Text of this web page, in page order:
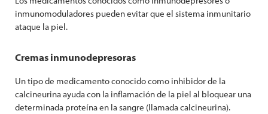
inmunomoduladores pueden evitar que el sistema inmunitario
ataque la piel.
Cremas inmunodepresoras
Un tipo de medicamento conocido como inhibidor de la
calcineurina ayuda con la inflamación de la piel al bloquear una
determinada proteína en la sangre (llamada calcineurina).